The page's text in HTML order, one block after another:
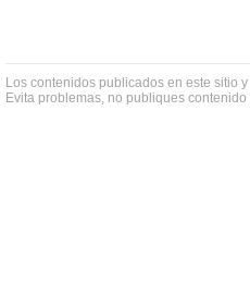
Los contenidos publicados en este sitio
Evita problemas, no publiques